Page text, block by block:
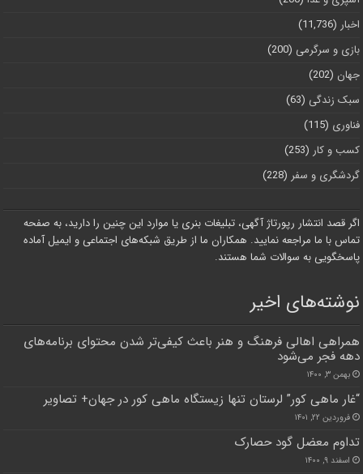
اخبار (11,736)
بازی و سرگرمی (200)
جهان (202)
سبک زندگی (63)
فناوری (115)
کسب و کار (253)
گردشگری و سفر (228)
اگر قصد انتشار رپورتاژ آگهی، تبلیغات بنری یا موارد این چنین را دارید، به صفحه
تماس با ما مراجعه نمایید. همکاران ما از طریق شبکه‌های اجتماعی و ایمیل آماده
پاسخگویی به سوالات شما هستند.
نوشته‌های اخیر
همراهی اهالی فرهنگ و هنر باعث کیفی‌تر شدن محتوای برنامه‌های
دهه فجر می‌شود
بهمن ۳, ۱۴۰۰
“غار ماهی کور” لرستان تنها زیستگاه ماهی کور در جهان+ تصاویر
فروردین ۲۲, ۱۴۰۱
تداوم معضل گود حصارک
اسفند ۹, ۱۴۰۰